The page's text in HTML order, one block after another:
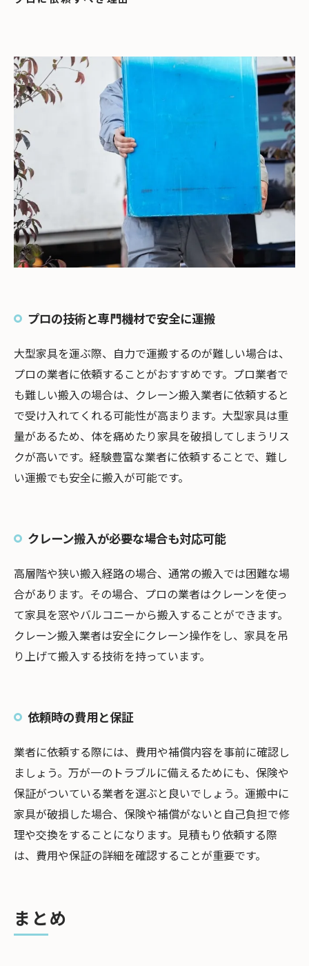
プロの技術と専門機材で安全に運搬
大型家具を運ぶ際、自力で運搬するのが難しい場合は、
プロの業者に依頼することがおすすめです。プロ業者で
も難しい搬入の場合は、クレーン搬入業者に依頼すると
で受け入れてくれる可能性が高まります。大型家具は重
量があるため、体を痛めたり家具を破損してしまうリス
クが高いです。経験豊富な業者に依頼することで、難し
い運搬でも安全に搬入が可能です。
クレーン搬入が必要な場合も対応可能
高層階や狭い搬入経路の場合、通常の搬入では困難な場
合があります。その場合、プロの業者はクレーンを使っ
て家具を窓やバルコニーから搬入することができます。
クレーン搬入業者は安全にクレーン操作をし、家具を吊
り上げて搬入する技術を持っています。
依頼時の費用と保証
業者に依頼する際には、費用や補償内容を事前に確認し
ましょう。万が一のトラブルに備えるためにも、保険や
保証がついている業者を選ぶと良いでしょう。運搬中に
家具が破損した場合、保険や補償がないと自己負担で修
理や交換をすることになります。見積もり依頼する際
は、費用や保証の詳細を確認することが重要です。
まとめ